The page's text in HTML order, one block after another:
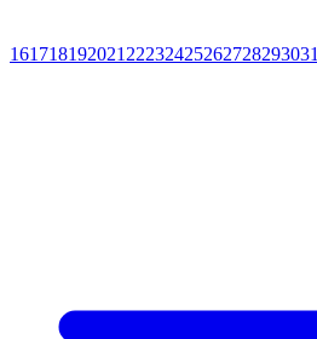
161718192021 22232425262728293031